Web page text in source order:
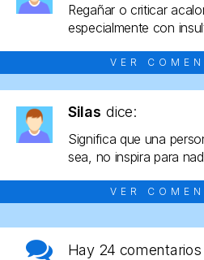
Regañar o criticar
especialmente con
VER
Silas dice:
Significa que una
sea, no inspira para
VER
Hay 24 comentarios